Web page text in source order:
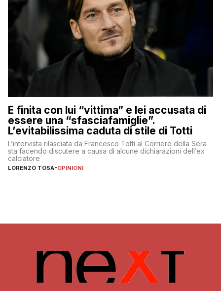
È finita con lui “vittima” e lei accusata di
essere una “sfasciafamiglie”.
L’evitabilissima caduta di stile di Totti
L’intervista rilasciata da Francesco Totti al Corriere della Sera
sta facendo discutere a causa di alcune dichiarazioni dell’ex
calciatore
LORENZO TOSA-OPINIONI